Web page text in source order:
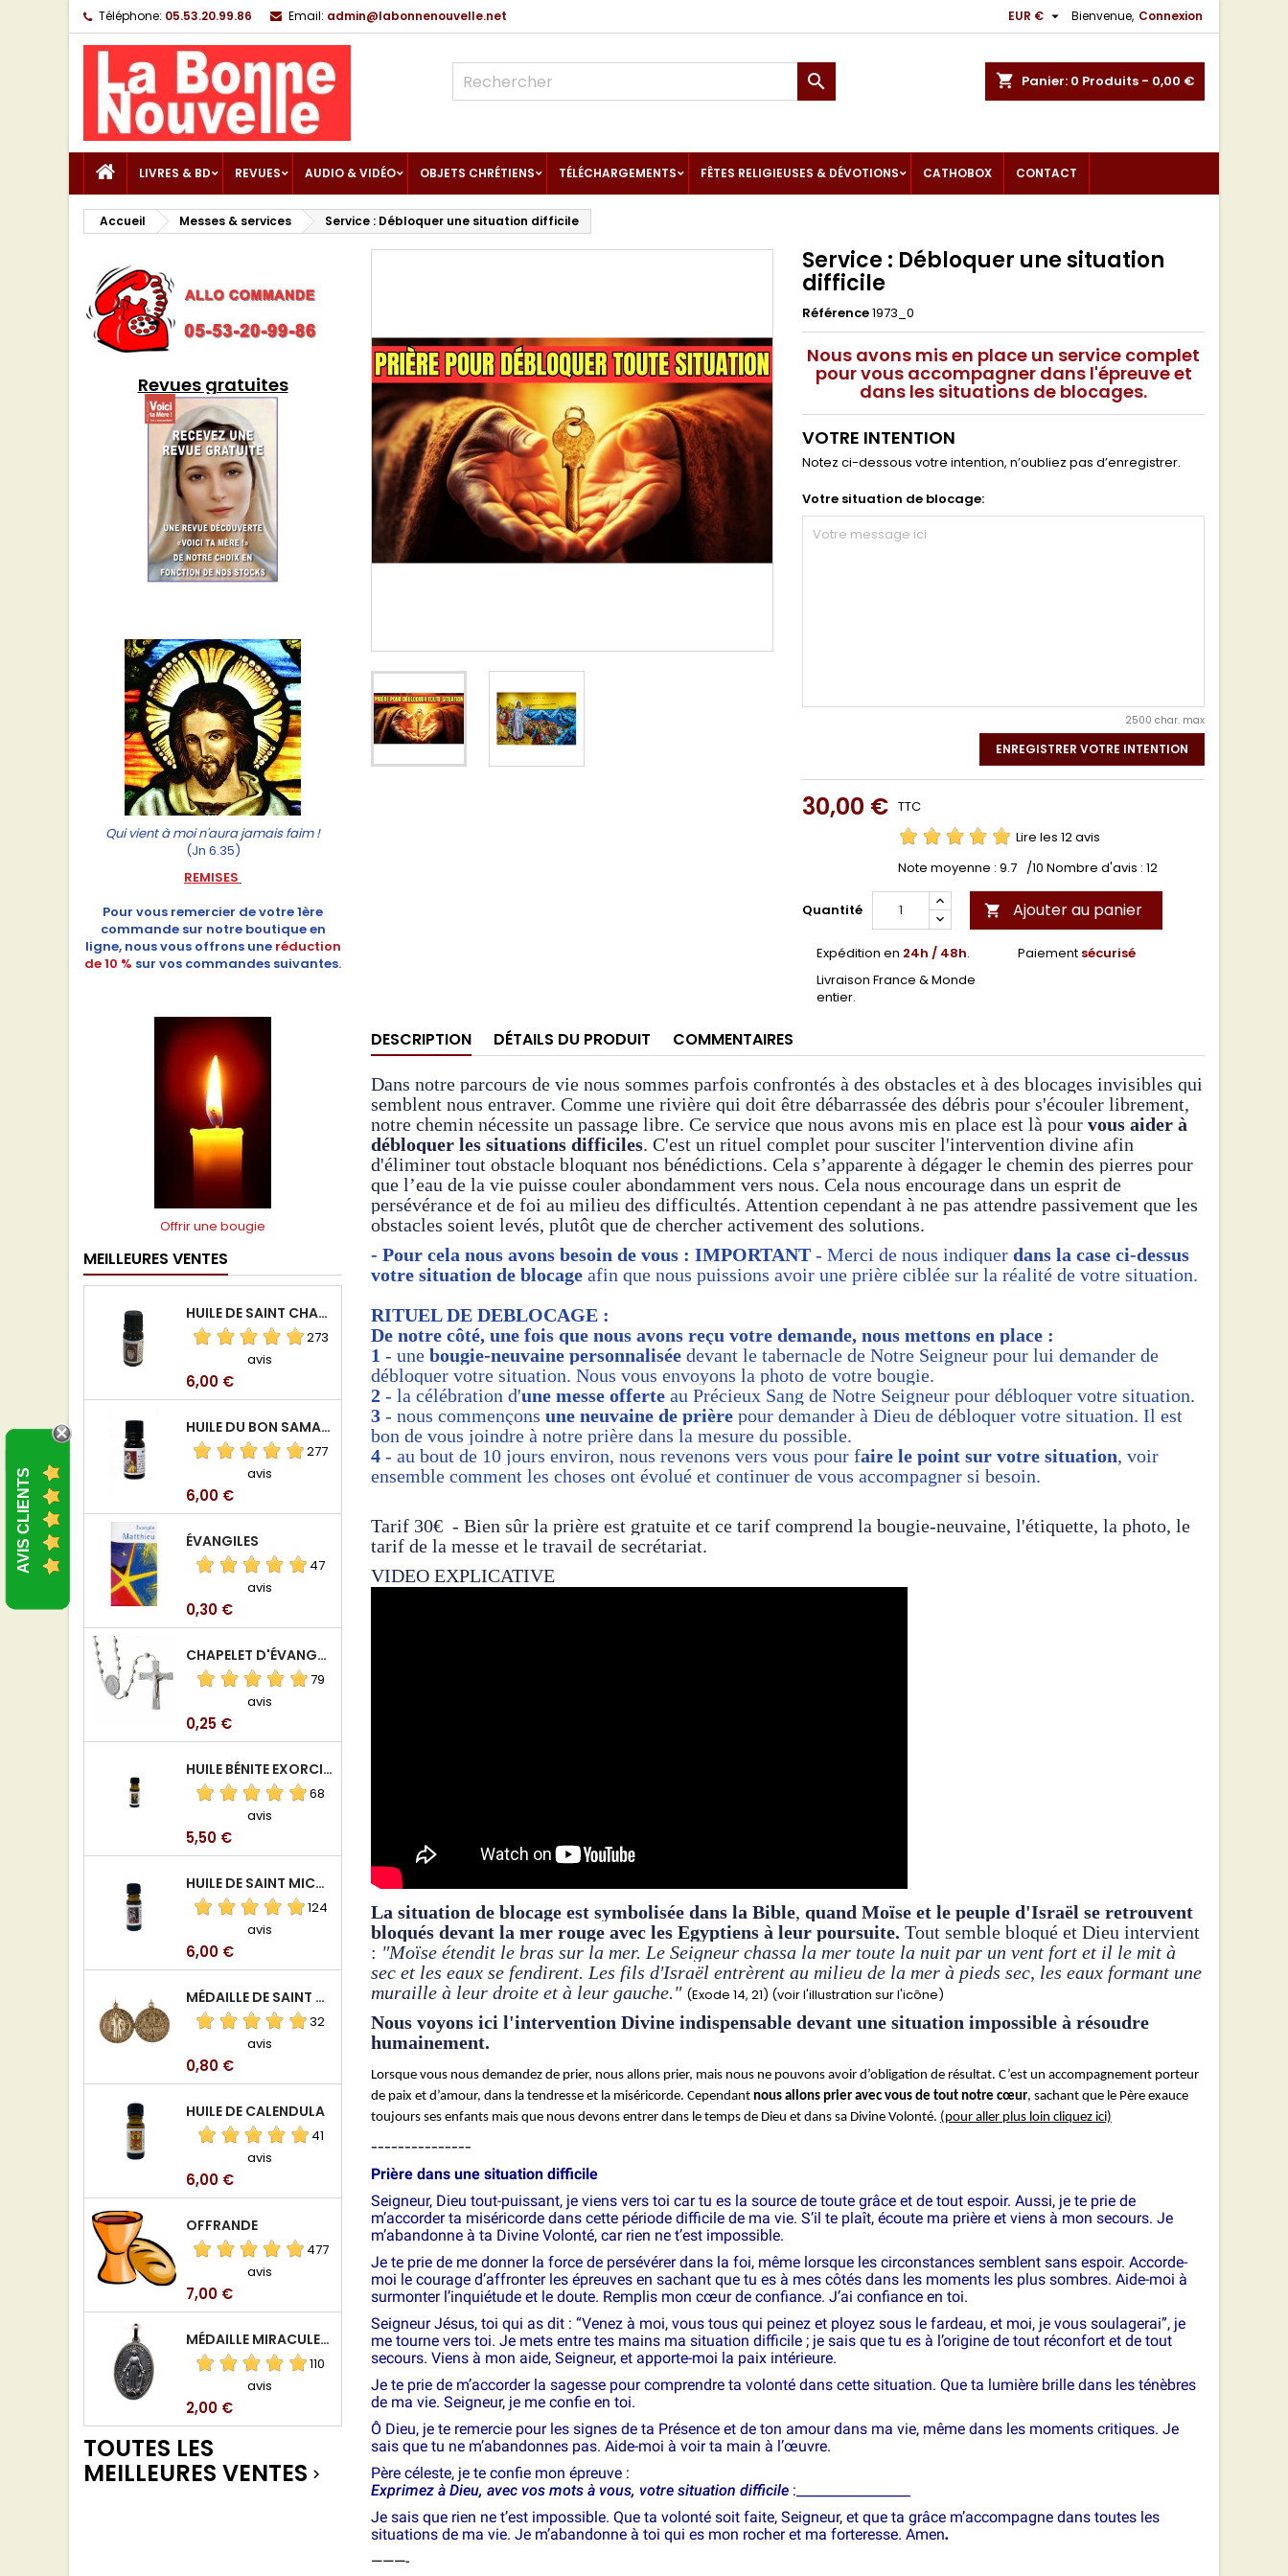
Téléphone: 05.53.20.99.86 Email: admin@labonnenouvelle.net Bienvenue, Connexion
EUR € 
shopping_cart Panier: 0 Produits - 0,00 €

LIVRES & BD REVUES AUDIO & VIDÉO OBJETS CHRÉTIENS TÉLÉCHARGEMENTS FÊTES RELIGIEUSES & DÉVOTIONS CATHOBOX CONTACT
Accueil Messes & services Service : Débloquer une situation difficile
Revues gratuites
Qui vient à moi n'aura jamais faim !
(Jn 6.35)
REMISES
Pour vous remercier de votre 1ère
commande sur notre boutique en
ligne, nous vous offrons une réduction
de 10 % sur vos commandes suivantes.
Offrir une bougie
MEILLEURES VENTES
HUILE DE SAINT CHARBEL
273
avis
Prix
6,00 €
HUILE DU BON SAMARITAIN
277
avis
Prix
6,00 €
ÉVANGILES
47
avis
Prix
0,30 €
CHAPELET D'ÉVANGÉLISATION
79
avis
Prix
0,25 €
HUILE BÉNITE EXORCISÉE
68
avis
Prix
5,50 €
HUILE DE SAINT MICHEL ARCHANGE
124
avis
Prix
6,00 €
MÉDAILLE DE SAINT BENOIT EN ALUMINIUM
32
avis
Prix
0,80 €
HUILE DE CALENDULA
41
avis
Prix
6,00 €
OFFRANDE
477
avis
Prix
7,00 €
MÉDAILLE MIRACULEUSE DE VIERGE DE LA RUE DU BAC
110
avis
Prix
2,00 €
TOUTES LES
MEILLEURES VENTES 
Service : Débloquer une situation
difficile
Référence1973_0
Nous avons mis en place un service complet
pour vous accompagner dans l'épreuve et
dans les situations de blocages.
VOTRE INTENTION
Notez ci-dessous votre intention, n’oubliez pas d’enregistrer.
Votre situation de blocage:
2500 char. max
ENREGISTRER VOTRE INTENTION
30,00 € TTC
Lire les 12 avis
Note moyenne : 9.7 /10 Nombre d'avis : 12
Quantité  Ajouter au panier
Expédition en 24h / 48h.
Livraison France & Monde
entier.
Paiement sécurisé
DESCRIPTION DÉTAILS DU PRODUIT COMMENTAIRES
Dans notre parcours de vie nous sommes parfois confrontés à des obstacles et à des blocages invisibles qui
semblent nous entraver. Comme une rivière qui doit être débarrassée des débris pour s'écouler librement,
notre chemin nécessite un passage libre. Ce service que nous avons mis en place est là pour vous aider à
débloquer les situations difficiles. C'est un rituel complet pour susciter l'intervention divine afin
d'éliminer tout obstacle bloquant nos bénédictions. Cela s’apparente à dégager le chemin des pierres pour
que l’eau de la vie puisse couler abondamment vers nous. Cela nous encourage dans un esprit de
persévérance et de foi au milieu des difficultés. Attention cependant à ne pas attendre passivement que les
obstacles soient levés, plutôt que de chercher activement des solutions.
- Pour cela nous avons besoin de vous : IMPORTANT - Merci de nous indiquer dans la case ci-dessus
votre situation de blocage afin que nous puissions avoir une prière ciblée sur la réalité de votre situation.
RITUEL DE DEBLOCAGE :
De notre côté, une fois que nous avons reçu votre demande, nous mettons en place :
1 - une bougie-neuvaine personnalisée devant le tabernacle de Notre Seigneur pour lui demander de
débloquer votre situation. Nous vous envoyons la photo de votre bougie.
2 - la célébration d'une messe offerte au Précieux Sang de Notre Seigneur pour débloquer votre situation.
3 - nous commençons une neuvaine de prière pour demander à Dieu de débloquer votre situation. Il est
bon de vous joindre à notre prière dans la mesure du possible.
4 - au bout de 10 jours environ, nous revenons vers vous pour faire le point sur votre situation, voir
ensemble comment les choses ont évolué et continuer de vous accompagner si besoin.
Tarif 30€ - Bien sûr la prière est gratuite et ce tarif comprend la bougie-neuvaine, l'étiquette, la photo, le
tarif de la messe et le travail de secrétariat.
VIDEO EXPLICATIVE
La situation de blocage est symbolisée dans la Bible, quand Moïse et le peuple d'Israël se retrouvent
bloqués devant la mer rouge avec les Egyptiens à leur poursuite. Tout semble bloqué et Dieu intervient
: "Moïse étendit le bras sur la mer. Le Seigneur chassa la mer toute la nuit par un vent fort et il le mit à
sec et les eaux se fendirent. Les fils d'Israël entrèrent au milieu de la mer à pieds sec, les eaux formant une
muraille à leur droite et à leur gauche." (Exode 14, 21) (voir l'illustration sur l'icône)
Nous voyons ici l'intervention Divine indispensable devant une situation impossible à résoudre
humainement.
Lorsque vous nous demandez de prier, nous allons prier, mais nous ne pouvons avoir d’obligation de résultat. C’est un accompagnement porteur
de paix et d’amour, dans la tendresse et la miséricorde. Cependant nous allons prier avec vous de tout notre cœur, sachant que le Père exauce
toujours ses enfants mais que nous devons entrer dans le temps de Dieu et dans sa Divine Volonté. (pour aller plus loin cliquez ici)
---------------
Prière dans une situation difficile
Seigneur, Dieu tout-puissant, je viens vers toi car tu es la source de toute grâce et de tout espoir. Aussi, je te prie de
m’accorder ta miséricorde dans cette période difficile de ma vie. S’il te plaît, écoute ma prière et viens à mon secours. Je
m’abandonne à ta Divine Volonté, car rien ne t’est impossible.
Je te prie de me donner la force de persévérer dans la foi, même lorsque les circonstances semblent sans espoir. Accorde-
moi le courage d’affronter les épreuves en sachant que tu es à mes côtés dans les moments les plus sombres. Aide-moi à
surmonter l’inquiétude et le doute. Remplis mon cœur de confiance. J’ai confiance en toi.
Seigneur Jésus, toi qui as dit : “Venez à moi, vous tous qui peinez et ployez sous le fardeau, et moi, je vous soulagerai”, je
me tourne vers toi. Je mets entre tes mains ma situation difficile ; je sais que tu es à l’origine de tout réconfort et de tout
secours. Viens à mon aide, Seigneur, et apporte-moi la paix intérieure.
Je te prie de m’accorder la sagesse pour comprendre ta volonté dans cette situation. Que ta lumière brille dans les ténèbres
de ma vie. Seigneur, je me confie en toi.
Ô Dieu, je te remercie pour les signes de ta Présence et de ton amour dans ma vie, même dans les moments critiques. Je
sais que tu ne m’abandonnes pas. Aide-moi à voir ta main à l’œuvre.
Père céleste, je te confie mon épreuve :
Exprimez à Dieu, avec vos mots à vous, votre situation difficile :_________________
Je sais que rien ne t’est impossible. Que ta volonté soit faite, Seigneur, et que ta grâce m’accompagne dans toutes les
situations de ma vie. Je m’abandonne à toi qui es mon rocher et ma forteresse. Amen.
———-
AVIS CLIENTS